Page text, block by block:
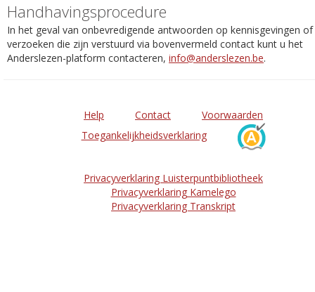
Handhavingsprocedure
In het geval van onbevredigende antwoorden op kennisgevingen of
verzoeken die zijn verstuurd via bovenvermeld contact kunt u het
Anderslezen-platform contacteren, info@anderslezen.be.
Help Contact
Voorwaarden
Toegankelijkheidsverklaring
Privacyverklaring Luisterpuntbibliotheek
Privacyverklaring Kamelego
Privacyverklaring Transkript